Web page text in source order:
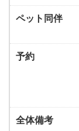
ペット同伴
予約
全体備考